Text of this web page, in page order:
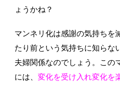
ょうかね？
マンネリ化は感謝の気持ちを
たり前という気持ちに知らな
夫婦関係なのでしょう。この
には、 変化を受け入れ変化を